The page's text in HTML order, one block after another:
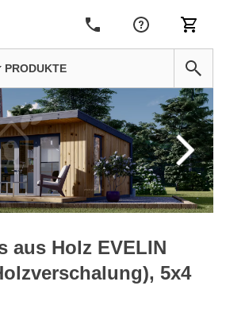
PRODUKTE
aus Holz EVELIN
5x4